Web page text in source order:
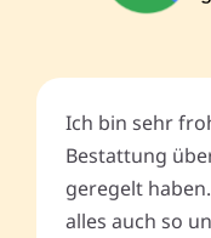
Ich bin sehr
Bestattung
geregelt
alles auch so